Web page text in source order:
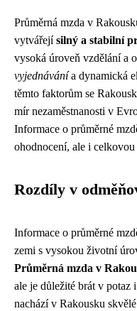
Průměrná mzda v
vytvářejísilný a stabilní
vysoká úroveň vzdělání a
vyjednávánía dynamická
těmto faktorům se
mír nezaměstnanosti v
Informace o průměrné
ohodnocení, ale i
Rozdíly v
Informace o průměrné
zemi s vysokou životní
Průměrná mzda v
ale je důležité brát v
nachází v Rakousku